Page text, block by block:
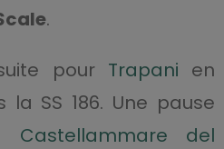
.
pour Trapani en
la SS 186. Une pause
Castellammare del